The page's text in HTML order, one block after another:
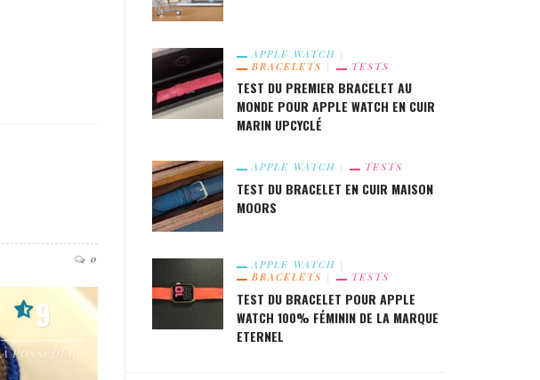
0
9
À POSSÉDER !
APPLE WATCH
BRACELETS
TESTS
TEST DU PREMIER BRACELET AU
MONDE POUR APPLE WATCH EN CUIR
MARIN UPCYCLÉ
APPLE WATCH TESTS
TEST DU BRACELET EN CUIR MAISON
MOORS
APPLE WATCH
BRACELETS
TESTS
TEST DU BRACELET POUR APPLE
WATCH 100% FÉMININ DE LA MARQUE
ETERNEL